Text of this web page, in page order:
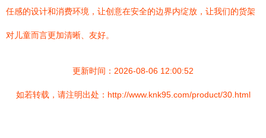
任感的设计和消费环境，让创意在安全的边界内绽放，让我们的货架
对儿童而言更加清晰、友好。
更新时间：2026-08-06 12:00:52
如若转载，请注明出处：http://www.knk95.com/product/30.html